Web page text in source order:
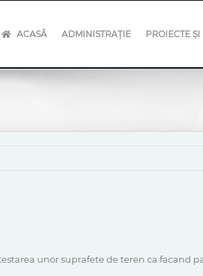
ACASĂ ADMINISTRAȚIE PROIECTE ȘI
unor suprafete de teren ca